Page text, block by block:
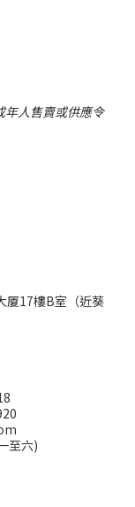
年人售賣或供應令
厦17樓B室（近葵
至六)